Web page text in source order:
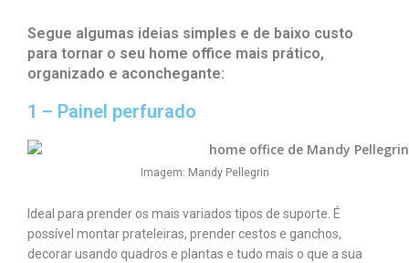
Segue algumas ideias simples e de baixo custo
para tornar o seu home office mais prático,
organizado e aconchegante:
1 – Painel perfurado
Imagem: Mandy Pellegrin
Ideal para prender os mais variados tipos de suporte. É
possível montar prateleiras, prender cestos e ganchos,
decorar usando quadros e plantas e tudo mais o que a sua